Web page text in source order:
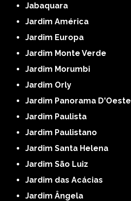
Jabaquara
Jardim América
Jardim Europa
Jardim Monte Verde
Jardim Morumbi
Jardim Orly
Jardim Panorama D'Oeste
Jardim Paulista
Jardim Paulistano
Jardim Santa Helena
Jardim São Luiz
Jardim das Acácias
Jardim Ângela